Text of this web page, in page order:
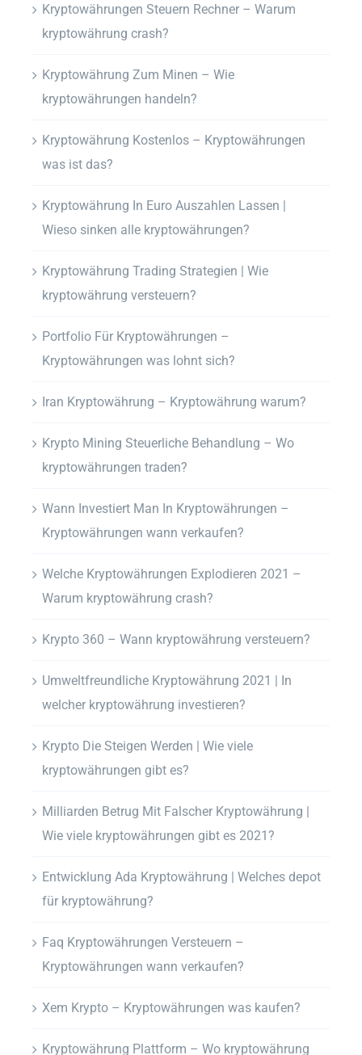
Kryptowährungen Steuern Rechner – Warum
kryptowährung crash?
Kryptowährung Zum Minen – Wie
kryptowährungen handeln?
Kryptowährung Kostenlos – Kryptowährungen
was ist das?
Kryptowährung In Euro Auszahlen Lassen |
Wieso sinken alle kryptowährungen?
Kryptowährung Trading Strategien | Wie
kryptowährung versteuern?
Portfolio Für Kryptowährungen –
Kryptowährungen was lohnt sich?
Iran Kryptowährung – Kryptowährung warum?
Krypto Mining Steuerliche Behandlung – Wo
kryptowährungen traden?
Wann Investiert Man In Kryptowährungen –
Kryptowährungen wann verkaufen?
Welche Kryptowährungen Explodieren 2021 –
Warum kryptowährung crash?
Krypto 360 – Wann kryptowährung versteuern?
Umweltfreundliche Kryptowährung 2021 | In
welcher kryptowährung investieren?
Krypto Die Steigen Werden | Wie viele
kryptowährungen gibt es?
Milliarden Betrug Mit Falscher Kryptowährung |
Wie viele kryptowährungen gibt es 2021?
Entwicklung Ada Kryptowährung | Welches depot
für kryptowährung?
Faq Kryptowährungen Versteuern –
Kryptowährungen wann verkaufen?
Xem Krypto – Kryptowährungen was kaufen?
Kryptowährung Plattform – Wo kryptowährung